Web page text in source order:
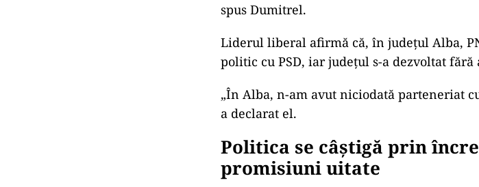
spus Dumitrel.
Liderul liberal afirmă că, în județul Alba,
politic cu PSD, iar județul s-a dezvoltat fără
„În Alba, n-am avut niciodată parteneriat
a declarat el.
Politica se câștigă prin
promisiuni uitate